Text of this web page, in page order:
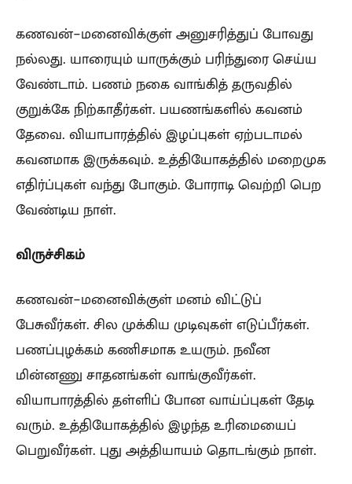
கணவன்-மனைவிக்குள் அனுசரித்துப் போவது
நல்லது. யாரையும் யாருக்கும் பரிந்துரை செய்ய
வேண்டாம். பணம் நகை வாங்கித் தருவதில்
குறுக்கே நிற்காதீர்கள். பயணங்களில் கவனம்
தேவை. வியாபாரத்தில் இழப்புகள் ஏற்படாமல்
கவனமாக இருக்கவும். உத்தியோகத்தில் மறைமுக
எதிர்ப்புகள் வந்து போகும். போராடி வெற்றி பெற
வேண்டிய நாள்.
விருச்சிகம்
கணவன்-மனைவிக்குள் மனம் விட்டுப்
பேசுவீர்கள். சில முக்கிய முடிவுகள் எடுப்பீர்கள்.
பணப்புழக்கம் கணிசமாக உயரும். நவீன
மின்னணு சாதனங்கள் வாங்குவீர்கள்.
வியாபாரத்தில் தள்ளிப் போன வாய்ப்புகள் தேடி
வரும். உத்தியோகத்தில் இழந்த உரிமையைப்
பெறுவீர்கள். புது அத்தியாயம் தொடங்கும் நாள்.